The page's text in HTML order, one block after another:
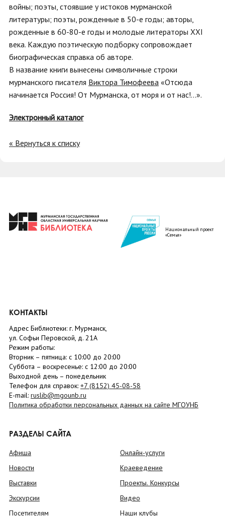
войны; поэты, стоявшие у истоков мурманской
литературы; поэты, рожденные в 50-е годы; авторы,
рожденные в 60-80-е годы и молодые литераторы XXI
века. Каждую поэтическую подборку сопровождает
биографическая справка об авторе.
В название книги вынесены символичные строки
мурманского писателя Виктора Тимофеева «Отсюда
начинается Россия! От Мурманска, от моря и от нас!...».
Электронный каталог
« Вернуться к списку
Национальный проект
«Семья»
КОНТАКТЫ
Адрес Библиотеки: г. Мурманск,
ул. Софьи Перовской, д. 21А
Режим работы:
Вторник – пятница: с 10:00 до 20:00
Суббота – воскресенье: c 12:00 до 20:00
Выходной день – понедельник
Телефон для справок: +7 (8152) 45-08-58
E-mail: ruslib@mgounb.ru
Политика обработки персональных данных на сайте МГОУНБ
РАЗДЕЛЫ САЙТА
Афиша
Новости
Выставки
Экскурсии
Посетителям
Онлайн-услуги
Краеведение
Проекты. Конкурсы
Видео
Наши клубы